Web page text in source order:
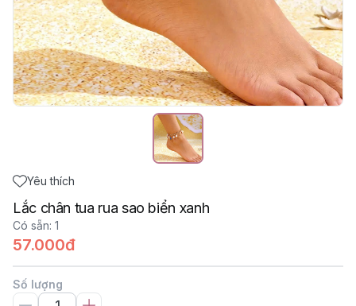
Yêu thích
Lắc chân tua rua sao biển xanh
Có sẵn: 1
57.000đ
Số lượng